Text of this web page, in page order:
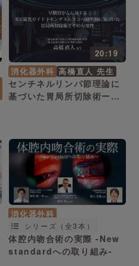
20:19
消化器外科 高橋直人 先生
センチネルリンパ節理論に
基づいた胃局所切除術ーSN
消化器外科
シリーズ（全3本）
体腔内吻合術の実際 -New
standardへの取り組み-